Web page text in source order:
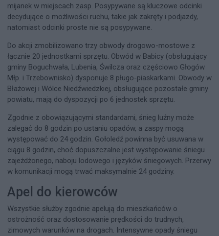
mijanek w miejscach zasp. Posypywane są kluczowe odcinki
decydujące o możliwości ruchu, takie jak zakręty i podjazdy,
natomiast odcinki proste nie są posypywane.
Do akcji zmobilizowano trzy obwody drogowo-mostowe z
łącznie 20 jednostkami sprzętu. Obwód w Babicy (obsługujący
gminy Boguchwała, Lubenia, Świlcza oraz częściowo Głogów
Młp. i Trzebownisko) dysponuje 8 pługo-piaskarkami. Obwody w
Błażowej i Wólce Niedźwiedzkiej, obsługujące pozostałe gminy
powiatu, mają do dyspozycji po 6 jednostek sprzętu.
Zgodnie z obowiązującymi standardami, śnieg luźny może
zalegać do 8 godzin po ustaniu opadów, a zaspy mogą
występować do 24 godzin. Gołoledź powinna być usuwana w
ciągu 8 godzin, choć dopuszczalne jest występowanie śniegu
zajeżdżonego, naboju lodowego i języków śniegowych. Przerwy
w komunikacji mogą trwać maksymalnie 24 godziny.
Apel do kierowców
Wszystkie służby zgodnie apelują do mieszkańców o
ostrożność oraz dostosowanie prędkości do trudnych,
zimowych warunków na drogach. Intensywne opady śniegu